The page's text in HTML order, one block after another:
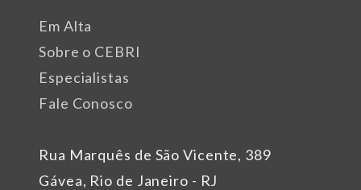
Rua Marquês de São Vicente, 389
Gávea, Rio de Janeiro - RJ
Em Alta
Sobre o CEBRI
Especialistas
Fale Conosco